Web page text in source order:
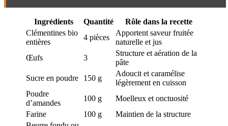
Ingrédients Quantité
Rôle dans la recette
Clémentines bio
entières
4 pièces
Apportent saveur fruitée
naturelle et jus
Œufs
3
Structure et aération de la
pâte
Sucre en poudre
150 g
Adoucit et caramélise
légèrement en cuisson
Poudre
d’amandes
100 g
Moelleux et onctuosité
Farine
100 g
Maintien de la structure